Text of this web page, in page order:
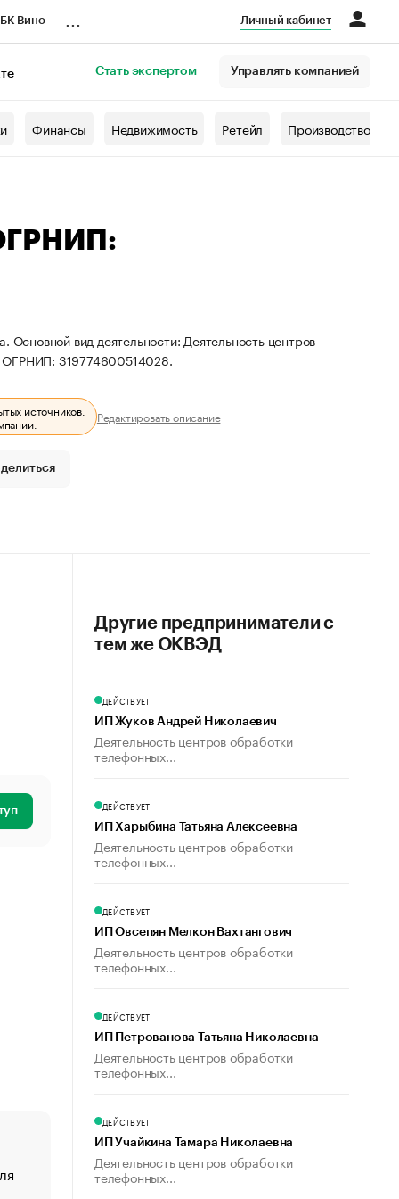
Вино Личный кабинет
Стать экспертом Управлять компанией
Финансы Недвижимость Ретейл Производство
вид деятельности: Деятельность центров
ОГРНИП: 319774600514028.
источников. Редактировать описание
«От спорта тело стареет иначе». Как живет глава
создавшей GTA
Другие предприниматели с
тем же ОКВЭД
ДЕЙСТВУЕТ
ИП Жуков Андрей Николаевич
Деятельность центров обработки
телефонных...
ДЕЙСТВУЕТ
ИП Харыбина Татьяна Алексеевна
Деятельность центров обработки
телефонных...
ДЕЙСТВУЕТ
ИП Овсепян Мелкон Вахтангович
Деятельность центров обработки
телефонных...
ДЕЙСТВУЕТ
ИП Петрованова Татьяна Николаевна
Деятельность центров обработки
телефонных...
ДЕЙСТВУЕТ
ИП Учайкина Тамара Николаевна
Деятельность центров обработки
телефонных...